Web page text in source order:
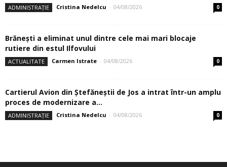
ADMINISTRAȚIE Cristina Nedelcu - 04/08/2026 0
Brănești a eliminat unul dintre cele mai mari blocaje
rutiere din estul Ilfovului
ACTUALITATE Carmen Istrate - 04/08/2026 0
Cartierul Avion din Ştefăneştii de Jos a intrat într-un amplu
proces de modernizare a...
ADMINISTRAȚIE Cristina Nedelcu - 04/08/2026 0